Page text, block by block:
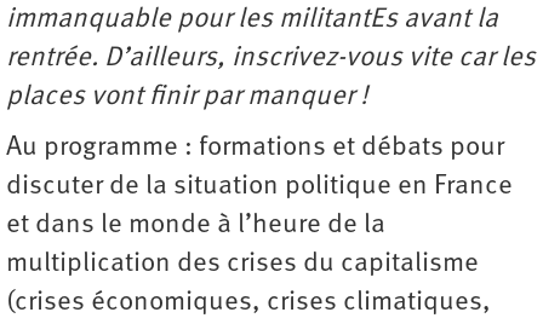
immanquable pour les militantEs avant la
rentrée. D’ailleurs, inscrivez-vous vite car les
places vont finir par manquer !
Au programme : formations et débats pour
discuter de la situation politique en France
et dans le monde à l’heure de la
multiplication des crises du capitalisme
(crises économiques, crises climatiques,